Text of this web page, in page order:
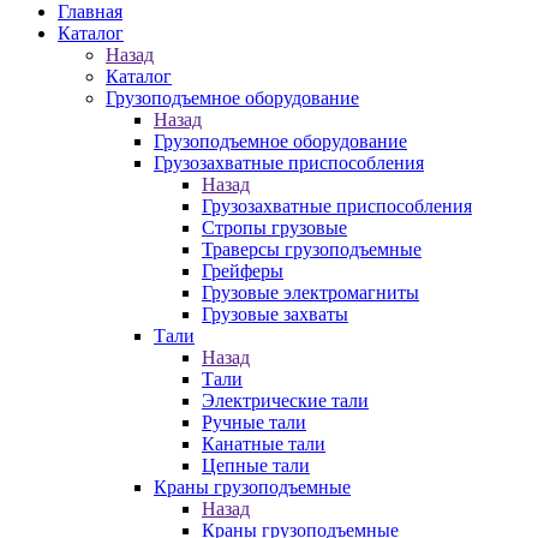
Главная
Каталог
Назад
Каталог
Грузоподъемное оборудование
Назад
Грузоподъемное оборудование
Грузозахватные приспособления
Назад
Грузозахватные приспособления
Стропы грузовые
Траверсы грузоподъемные
Грейферы
Грузовые электромагниты
Грузовые захваты
Тали
Назад
Тали
Электрические тали
Ручные тали
Канатные тали
Цепные тали
Краны грузоподъемные
Назад
Краны грузоподъемные